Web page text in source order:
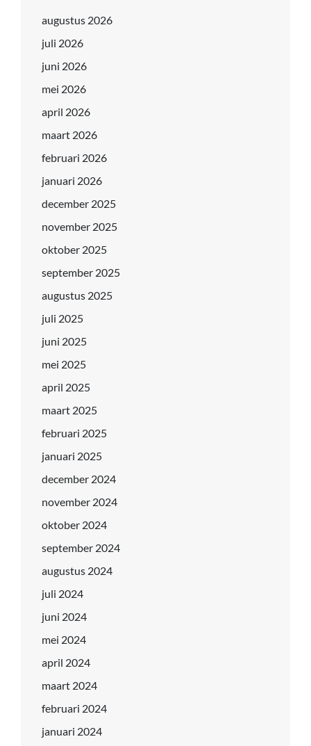
augustus 2026
juli 2026
juni 2026
mei 2026
april 2026
maart 2026
februari 2026
januari 2026
december 2025
november 2025
oktober 2025
september 2025
augustus 2025
juli 2025
juni 2025
mei 2025
april 2025
maart 2025
februari 2025
januari 2025
december 2024
november 2024
oktober 2024
september 2024
augustus 2024
juli 2024
juni 2024
mei 2024
april 2024
maart 2024
februari 2024
januari 2024